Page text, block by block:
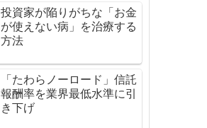
投資家が陥りがちな「お金
が使えない病」を治療する
方法
「たわらノーロード」信託
報酬率を業界最低水準に引
き下げ